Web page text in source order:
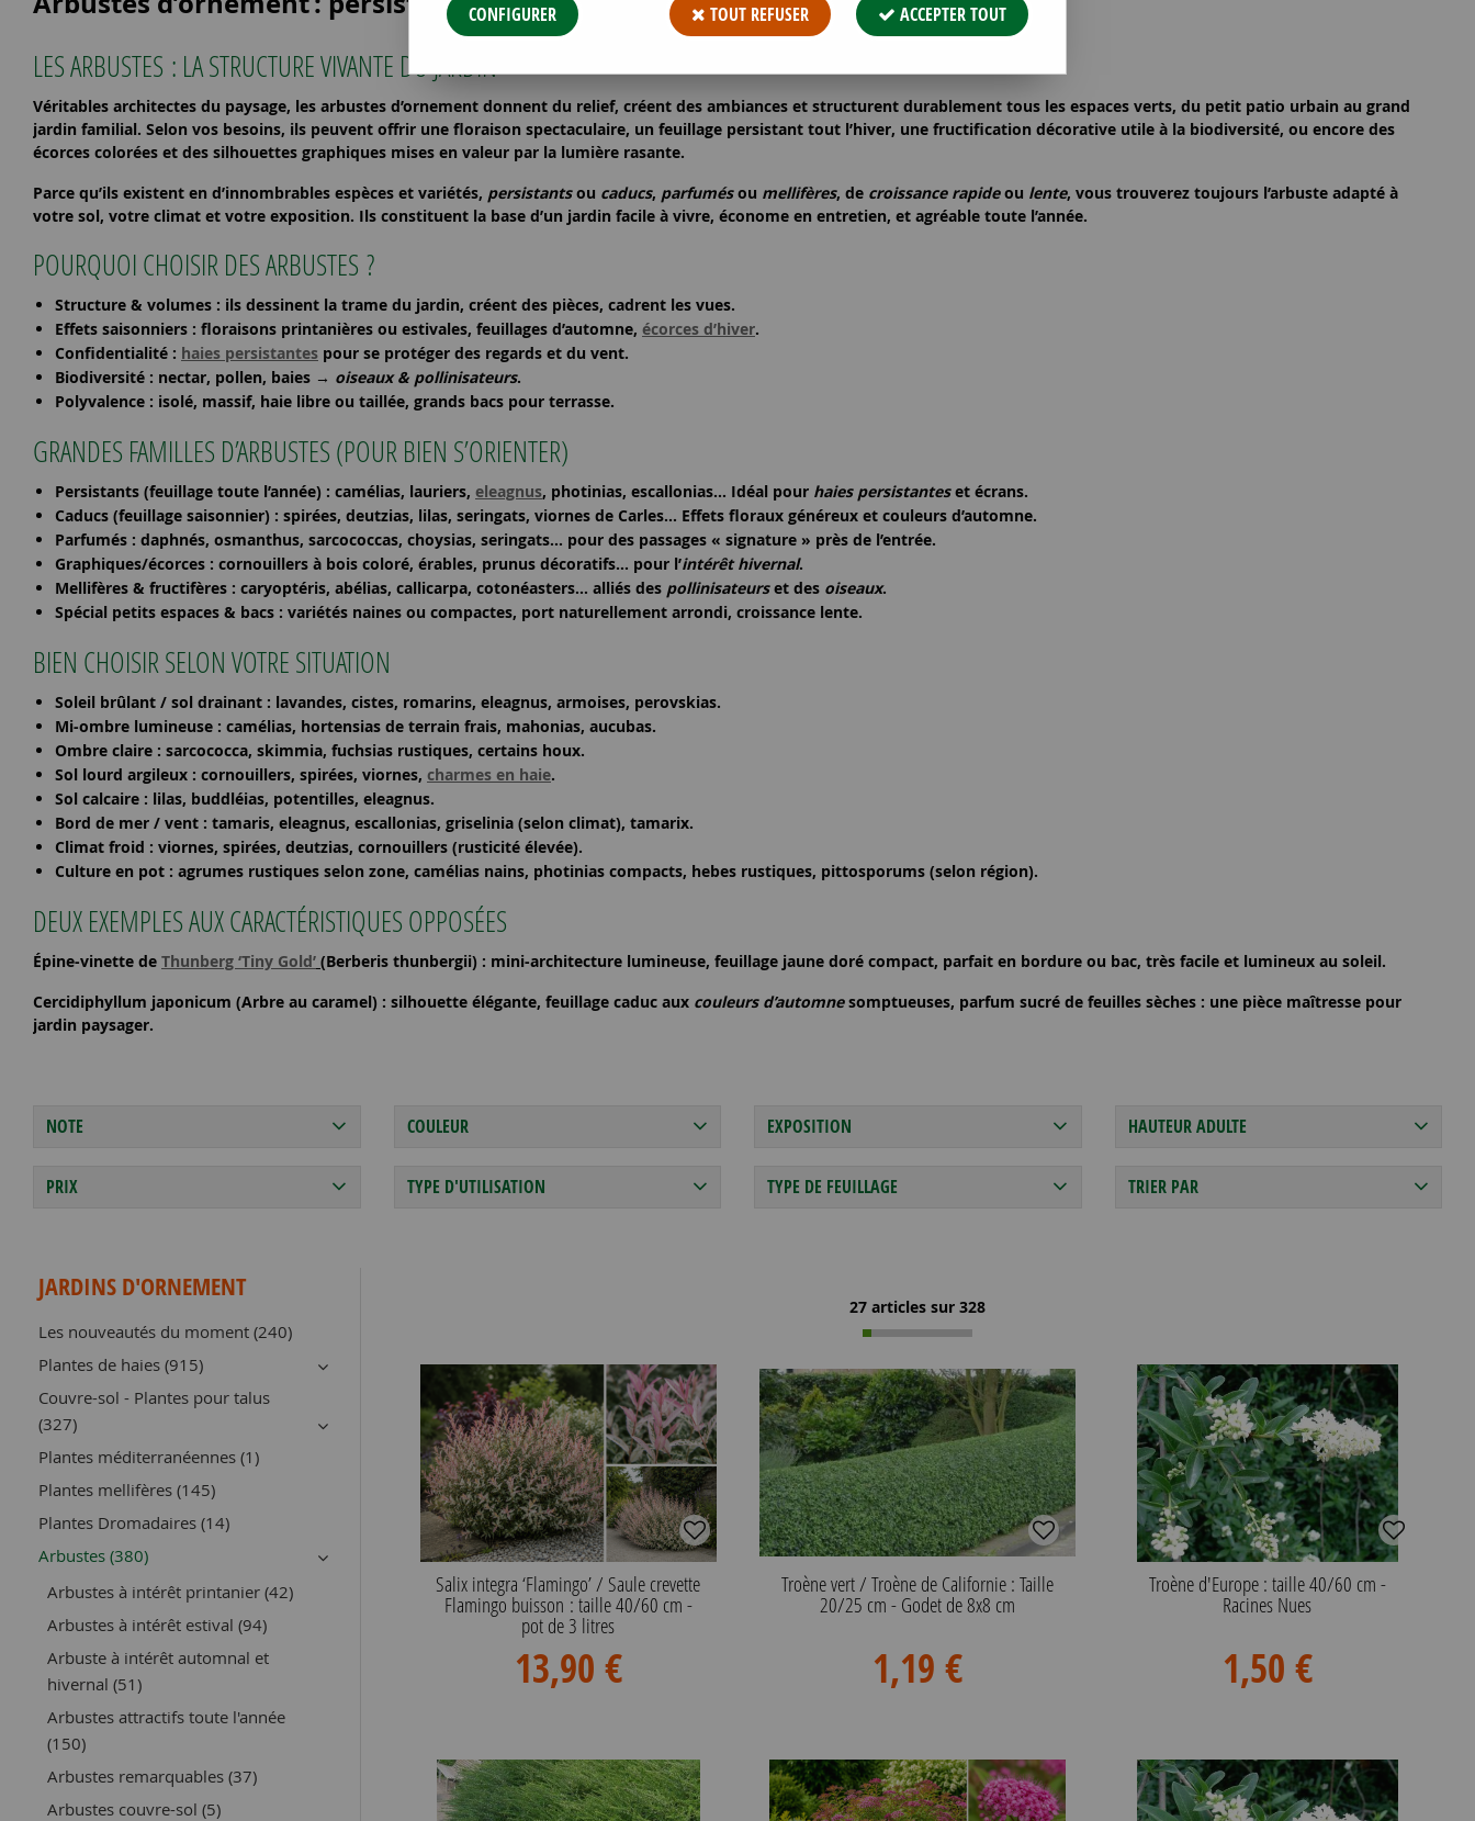
LES ARBUSTES : LA STRUCTURE VIVANTE DU JARDIN
Véritables architectes du paysage, les arbustes d’ornement donnent du relief, créent des ambiances et structurent durablement tous les espaces verts, du petit patio urbain au grand
jardin familial. Selon vos besoins, ils peuvent offrir une floraison spectaculaire, un feuillage persistant tout l’hiver, une fructification décorative utile à la biodiversité, ou encore des
écorces colorées et des silhouettes graphiques mises en valeur par la lumière rasante.
Parce qu’ils existent en d’innombrables espèces et variétés, persistantsou caducs, parfumésou mellifères, de croissance rapideou lente, vous trouverez toujours l’arbuste adapté à
votre sol, votre climat et votre exposition. Ils constituent la base d’un jardin facile à vivre, économe en entretien, et agréable toute l’année.
POURQUOI CHOISIR DES ARBUSTES ?
Structure & volumes : ils dessinent la trame du jardin, créent des pièces, cadrent les vues.
Effets saisonniers : floraisons printanières ou estivales, feuillages d’automne, écorces d’hiver.
Confidentialité : haies persistantes pour se protéger des regards et du vent.
Biodiversité : nectar, pollen, baies → oiseaux & pollinisateurs.
Polyvalence : isolé, massif, haie libre ou taillée, grands bacs pour terrasse.
GRANDES FAMILLES D’ARBUSTES (POUR BIEN S’ORIENTER)
Persistants (feuillage toute l’année) : camélias, lauriers, eleagnus, photinias, escallonias… Idéal pour haies persistanteset écrans.
Caducs (feuillage saisonnier) : spirées, deutzias, lilas, seringats, viornes de Carles… Effets floraux généreux et couleurs d’automne.
Parfumés : daphnés, osmanthus, sarcococcas, choysias, seringats… pour des passages « signature » près de l’entrée.
Graphiques/écorces : cornouillers à bois coloré, érables, prunus décoratifs… pour l’intérêt hivernal.
Mellifères & fructifères : caryoptéris, abélias, callicarpa, cotonéasters… alliés des pollinisateurset des oiseaux.
Spécial petits espaces & bacs : variétés naines ou compactes, port naturellement arrondi, croissance lente.
BIEN CHOISIR SELON VOTRE SITUATION
Soleil brûlant / sol drainant : lavandes, cistes, romarins, eleagnus, armoises, perovskias.
Mi-ombre lumineuse : camélias, hortensias de terrain frais, mahonias, aucubas.
Ombre claire : sarcococca, skimmia, fuchsias rustiques, certains houx.
Sol lourd argileux : cornouillers, spirées, viornes, charmes en haie.
Sol calcaire : lilas, buddléias, potentilles, eleagnus.
Bord de mer / vent : tamaris, eleagnus, escallonias, griselinia (selon climat), tamarix.
Climat froid : viornes, spirées, deutzias, cornouillers (rusticité élevée).
Culture en pot : agrumes rustiques selon zone, camélias nains, photinias compacts, hebes rustiques, pittosporums (selon région).
DEUX EXEMPLES AUX CARACTÉRISTIQUES OPPOSÉES
Épine-vinette de Thunberg ‘Tiny Gold’ (Berberis thunbergii) : mini-architecture lumineuse, feuillage jaune doré compact, parfait en bordure ou bac, très facile et lumineux au soleil.
Cercidiphyllum japonicum (Arbre au caramel) : silhouette élégante, feuillage caduc aux couleurs d’automnesomptueuses, parfum sucré de feuilles sèches : une pièce maîtresse pour
jardin paysager.
NOTE COULEUR EXPOSITION HAUTEUR ADULTE
PRIX TYPE D'UTILISATION TYPE DE FEUILLAGE TRIER PAR
JARDINS D'ORNEMENT
Les nouveautés du moment (240)
Plantes de haies (915)
Couvre-sol - Plantes pour talus
(327)
Plantes méditerranéennes (1)
Plantes mellifères (145)
Plantes Dromadaires (14)
Arbustes (380)
Arbustes à intérêt printanier (42)
Arbustes à intérêt estival (94)
Arbuste à intérêt automnal et
hivernal (51)
Arbustes attractifs toute l'année
(150)
Arbustes remarquables (37)
Arbustes couvre-sol (5)
27 articles sur 328
Salix integra ‘Flamingo’ / Saule crevette
Flamingo buisson : taille 40/60 cm -
pot de 3 litres
13,90 €
Troène vert / Troène de Californie : Taille
20/25 cm - Godet de 8x8 cm
1,19 €
Troène d'Europe : taille 40/60 cm -
Racines Nues
1,50 €
CONFIGURER TOUT REFUSER ACCEPTER TOUT